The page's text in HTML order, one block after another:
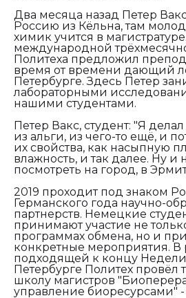
Два месяца назад Петер
Россию из Кёльна, там
химик учится в
международной
Политеха предложил
время от времени дающий
Петербурге. Здесь Петер
лабораторными
нашими студентами.
Петер Вакс, студент: "Я
из альги, из чего-то ещё, и
их свойства, как насыпную
влажность, и так далее. Ну и
посмотреть на город, в
2019 проходит под знаком
Германского года научно-
партнерств. Немецкие
принимают участие не
программах обмена, но и
конкретные мероприятия. В
подходящей к концу
Петербурге Политех провёл
школу магистров
управление биоресурсами"